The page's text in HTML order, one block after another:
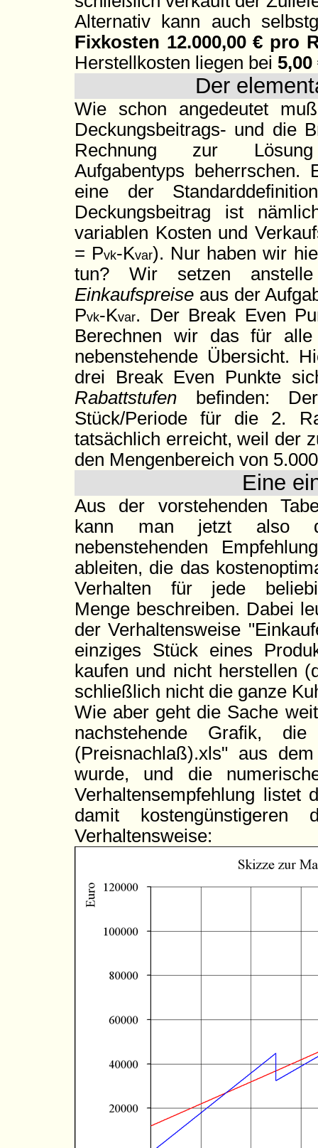
Alternativ kann auch
Fixkosten 12.000,00 € pro
Herstellkosten liegen bei
Der
Wie schon angedeutet
Deckungsbeitrags- und die
Rechnung zur
Aufgabentyps
eine der
Deckungsbeitrag ist
variablen Kosten und
= Pvk-Kvar). Nur haben wir
tun? Wir setzen
Einkaufspreise aus der
Pvk-Kvar. Der Break Even
Berechnen wir das für
nebenstehende Übersicht.
drei Break Even Punkte
Rabattstufen befinden:
Stück/Periode für die 2.
tatsächlich erreicht, weil der
den Mengenbereich von
Eine
Aus der vorstehenden
kann man jetzt also
nebenstehenden
ableiten, die das
Verhalten für jede
Menge beschreiben. Dabei
der Verhaltensweise
einziges Stück eines
kaufen und nicht herstellen
schließlich nicht die ganze
Wie aber geht die Sache
nachstehende Grafik,
(Preisnachlaß).xls" aus
wurde, und die
Verhaltensempfehlung listet
damit kostengünstigeren
Verhaltensweise: